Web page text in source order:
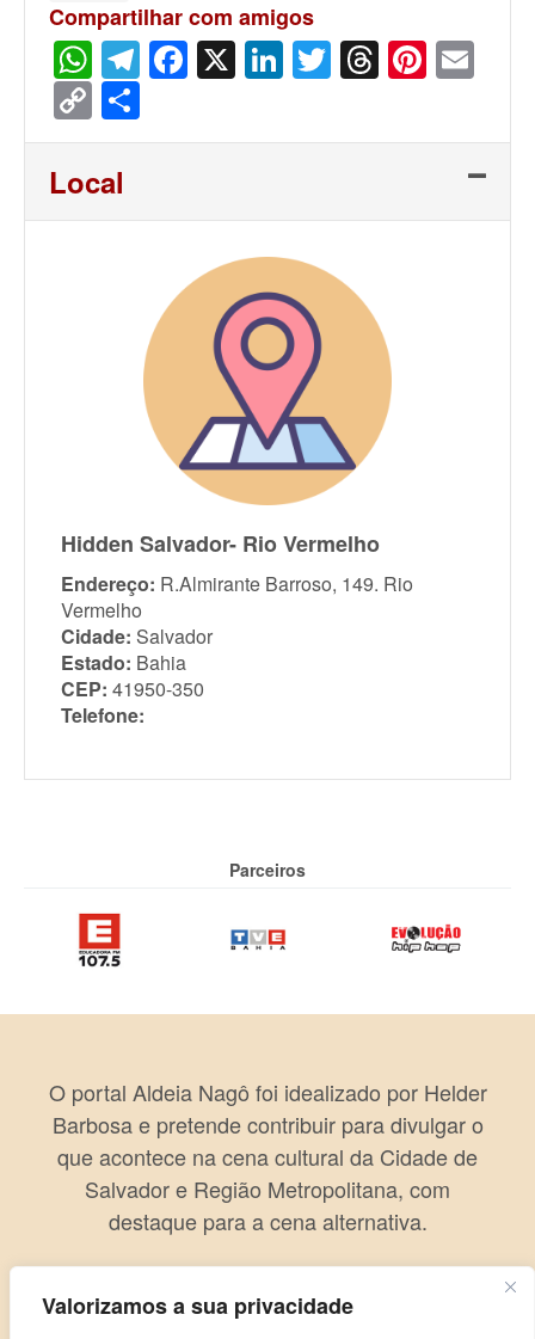
Valorizamos a sua privacidade
Compartilhar com amigos
WhatsApp
Telegram
Facebook
X LinkedIn
Twitter
Threads
Copy
Link
Local
Hidden Salvador- Rio Vermelho
Endereço: R.Almirante Barroso, 149. Rio
Vermelho
Cidade: Salvador
Estado: Bahia
CEP: 41950-350
Telefone:
Parceiros
O portal Aldeia Nagô foi idealizado por Helder
Barbosa e pretende contribuir para divulgar o
que acontece na cena cultural da Cidade de
Salvador e Região Metropolitana, com
destaque para a cena alternativa.